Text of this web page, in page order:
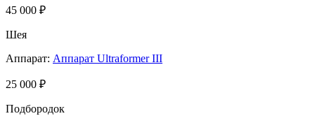
45 000 ₽
Шея
Аппарат: Аппарат Ultraformer III
25 000 ₽
Подбородок